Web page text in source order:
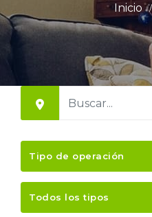
Inicio
Tipo de operación
Todos los tipos